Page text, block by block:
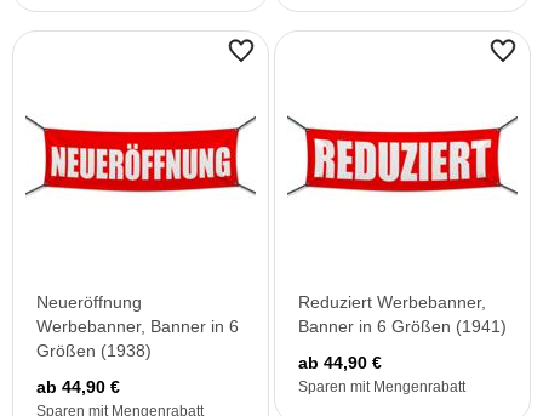
Neueröffnung
Werbebanner, Banner in 6
Größen (1938)
ab 44,90 €
Sparen mit Mengenrabatt
Reduziert Werbebanner,
Banner in 6 Größen (1941)
ab 44,90 €
Sparen mit Mengenrabatt